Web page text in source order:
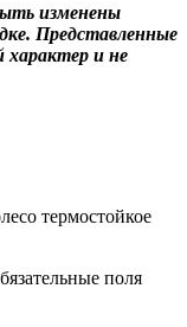
изменены
Представленные
характер и не
термостойкое
поля